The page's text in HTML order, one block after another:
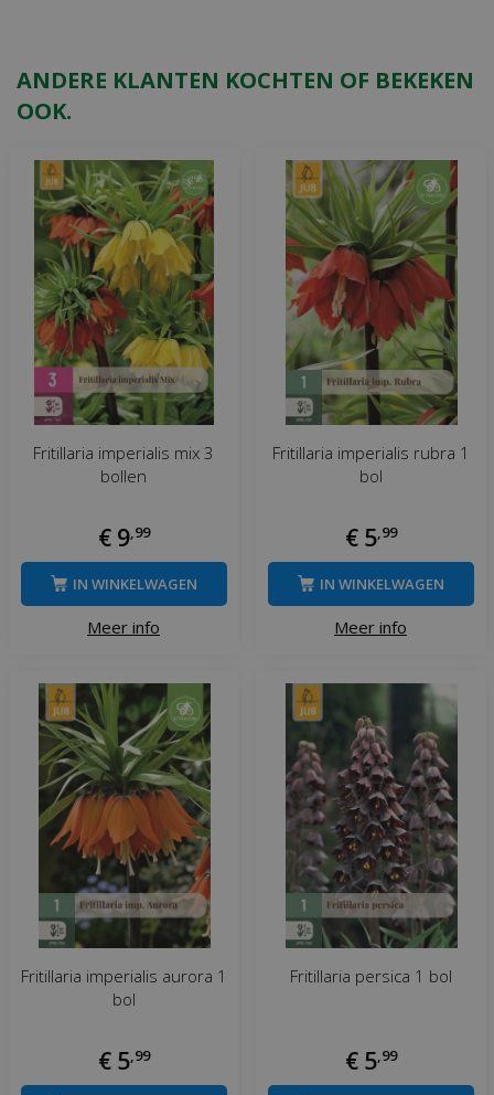
ANDERE KLANTEN KOCHTEN OF BEKEKEN
OOK.
Fritillaria imperialis mix 3
bollen
€ 9,99
Meer info
IN WINKELWAGEN
Fritillaria imperialis rubra 1
bol
€ 5,99
Meer info
IN WINKELWAGEN
Fritillaria imperialis aurora 1
bol
€ 5,99
Fritillaria persica 1 bol
€ 5,99